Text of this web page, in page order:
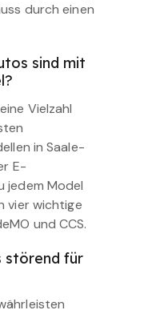
durch einen
sind mit
Vielzahl
in Saale-
E-
jedem Model
vier wichtige
und CCS.
störend für